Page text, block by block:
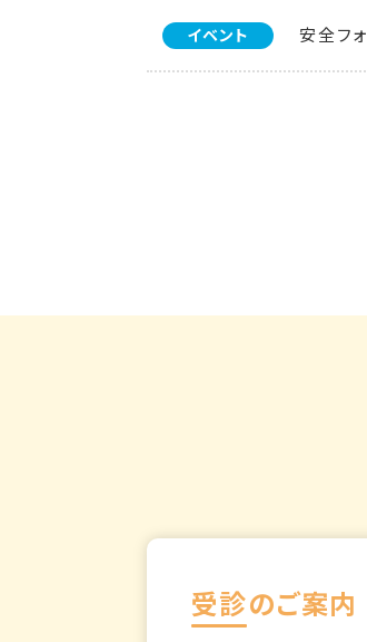
イベント 安全フ
受診のご案内